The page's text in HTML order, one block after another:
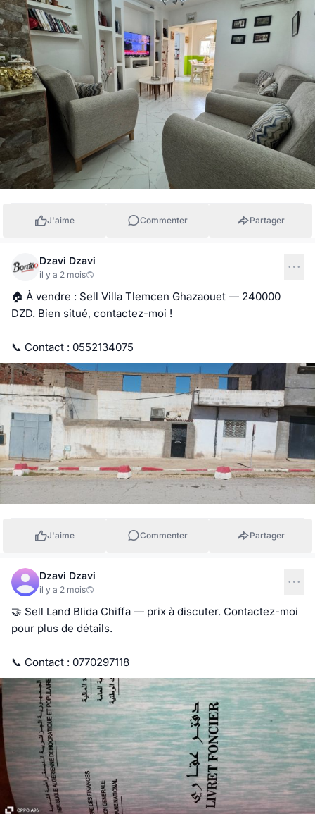
J'aime Commenter Partager
Dzavi Dzavi
il y a 2 mois
🏠 À vendre : Sell Villa Tlemcen Ghazaouet — 240000
DZD. Bien situé, contactez-moi !
📞 Contact : 0552134075
J'aime Commenter Partager
Dzavi Dzavi
il y a 2 mois
🤝 Sell Land Blida Chiffa — prix à discuter. Contactez-moi
pour plus de détails.
📞 Contact : 0770297118